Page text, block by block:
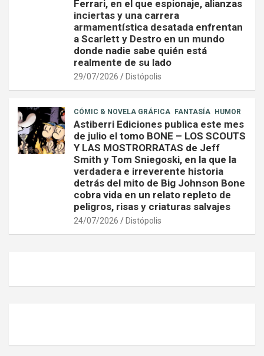
Ferrari, en el que espionaje, alianzas
inciertas y una carrera
armamentística desatada enfrentan
a Scarlett y Destro en un mundo
donde nadie sabe quién está
realmente de su lado
29/07/2026 Distópolis
CÓMIC & NOVELA GRÁFICA FANTASÍA HUMOR
Astiberri Ediciones publica este mes
de julio el tomo BONE – LOS SCOUTS
Y LAS MOSTRORRATAS de Jeff
Smith y Tom Sniegoski, en la que la
verdadera e irreverente historia
detrás del mito de Big Johnson Bone
cobra vida en un relato repleto de
peligros, risas y criaturas salvajes
24/07/2026 Distópolis